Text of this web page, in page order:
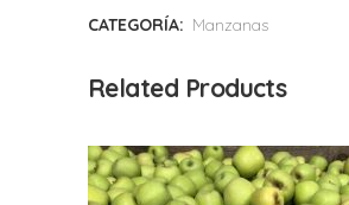
CATEGORÍA: Manzanas
Related Products